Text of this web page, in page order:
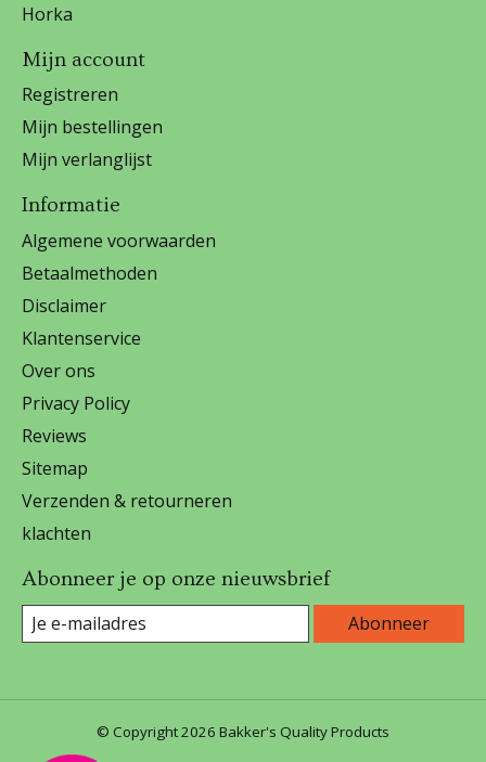
Horka
Mijn account
Registreren
Mijn bestellingen
Mijn verlanglijst
Informatie
Algemene voorwaarden
Betaalmethoden
Disclaimer
Klantenservice
Over ons
Privacy Policy
Reviews
Sitemap
Verzenden & retourneren
klachten
Abonneer je op onze nieuwsbrief
Abonneer
© Copyright 2026 Bakker's Quality Products